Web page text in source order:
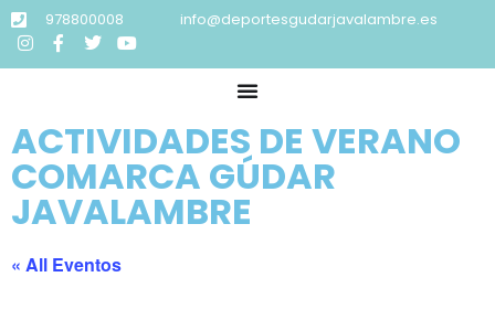
978800008 info@deportesgudarjavalambre.es
ACTIVIDADES DE VERANO
COMARCA GÚDAR
JAVALAMBRE
« All Eventos